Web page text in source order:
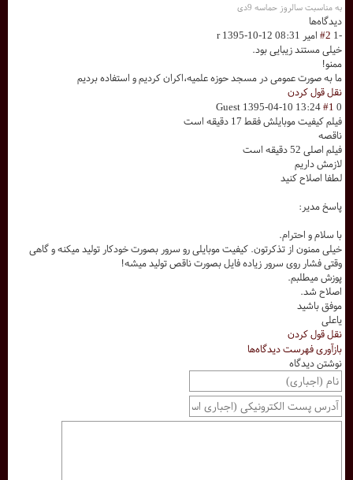
به مناسبت سالروز حماسه 9دی
دیدگاه‌ها
-1
#2 امیر r 1395-10-12 08:31
خیلی مستند زیبایی بود.
ممنو!
ما به صورت عمومی در مسجد حوزه علمیه،اکران کردیم و استفاده بردیم
نقل قول کردن
0
#1
Guest 1395-04-10 13:24
فیلم کیفیت موبایلش فقط 17 دقیقه است
ناقصه
فیلم اصلی 52 دقیقه است
لازمش داریم
لطفا اصلاح کنید
پاسخ مدیر:
با سلام و احترام.
خیلی ممنون از تذکرتون. کیفیت موبایلی رو سرور بصورت خودکار تولید میکنه و گاهی
وقتی فشار روی سرور زیاده فایل بصورت ناقص تولید میشه!
پوزش میطلبم.
اصلاح شد.
موفق باشید
یاعلی
نقل قول کردن
بازآوری فهرست دیدگاه‌ها
نوشتن دیدگاه